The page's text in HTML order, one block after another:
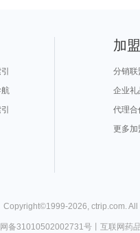
航
加
分销联
企业礼
代理合
更多加
Copyright©1999-2026, ctrip.com.
备31010502002731号丨 互联网药